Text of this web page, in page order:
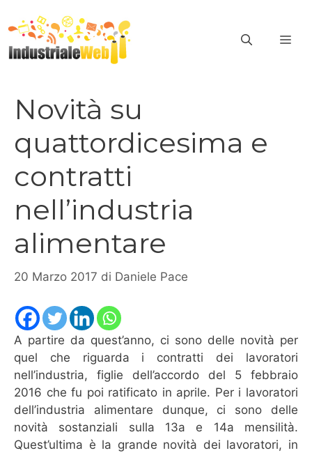
al
contenuto
Novità su
quattordicesima e
contratti
nell’industria
alimentare
20 Marzo 2017 di Daniele Pace
A partire da quest’anno, ci sono delle novità per
quel che riguarda i contratti dei lavoratori
nell’industria, figlie dell’accordo del 5 febbraio
2016 che fu poi ratificato in aprile. Per i lavoratori
dell’industria alimentare dunque, ci sono delle
novità sostanziali sulla 13a e 14a mensilità.
Quest’ultima è la grande novità dei lavoratori, in